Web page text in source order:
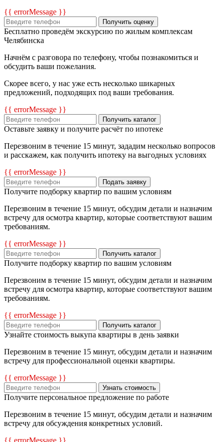
{{ errorMessage }}
Получить оценку
Бесплатно проведём экскурсию по жилым комплексам
Челябинска
Начнём с разговора по телефону, чтобы познакомиться и
обсудить ваши пожелания.
Скорее всего, у нас уже есть несколько шикарных
предложений, подходящих под ваши требования.
{{ errorMessage }}
Получить каталог
Оставьте заявку и получите расчёт по ипотеке
Перезвоним в течение 15 минут, зададим несколько вопросов
и расскажем, как получить ипотеку на выгодных условиях
{{ errorMessage }}
Подать заявку
Получите подборку квартир по вашим условиям
Перезвоним в течение 15 минут, обсудим детали и назначим
встречу для осмотра квартир, которые соответствуют вашим
требованиям.
{{ errorMessage }}
Получить каталог
Получите подборку квартир по вашим условиям
Перезвоним в течение 15 минут, обсудим детали и назначим
встречу для осмотра квартир, которые соответствуют вашим
требованиям.
{{ errorMessage }}
Получить каталог
Узнайте стоимость выкупа квартиры в день заявки
Перезвоним в течение 15 минут, обсудим детали и назначим
встречу для профессиональной оценки квартиры.
{{ errorMessage }}
Узнать стоимость
Получите персональное предложение по работе
Перезвоним в течение 15 минут, обсудим детали и назначим
встречу для обсуждения конкретных условий.